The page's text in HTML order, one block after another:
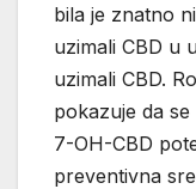
bila je znatno
uzimali CBD u
uzimali CBD.
pokazuje da
7-OH-CBD
preventivna